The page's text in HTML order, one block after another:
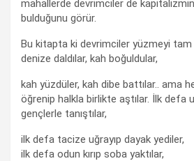
mahallerde devrimciler de
bulduğunu görür.
Bu kitapta ki devrimciler yüzmeyi
denize daldılar, kah boğuldular,
kah yüzdüler, kah dibe battılar.. ama
öğrenip halkla birlikte aştılar. İlk defa
gençlerle tanıştılar,
ilk defa tacize uğrayıp dayak yediler,
ilk defa odun kırıp soba yaktılar,